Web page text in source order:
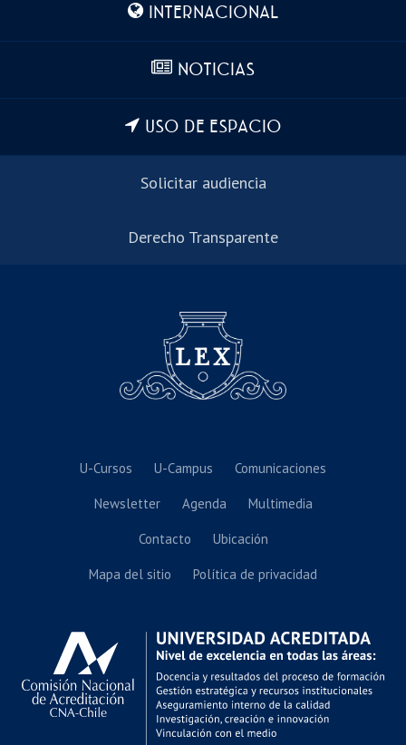
INTERNACIONAL
NOTICIAS
USO DE ESPACIO
Solicitar audiencia
Derecho Transparente
U-Cursos U-Campus Comunicaciones
Newsletter Agenda Multimedia
Contacto Ubicación
Mapa del sitio Política de privacidad